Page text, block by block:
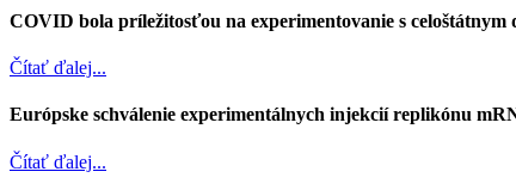
COVID bola príležitosťou na experimentovanie s
Čítať ďalej...
Európske schválenie experimentálnych injekcií replikónu
Čítať ďalej...